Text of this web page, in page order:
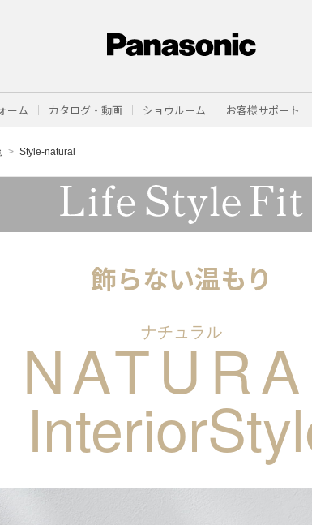
ーム カタログ・動画 ショウルーム お客様サポート
Style-natural
飾らない温もり
ナチュラル